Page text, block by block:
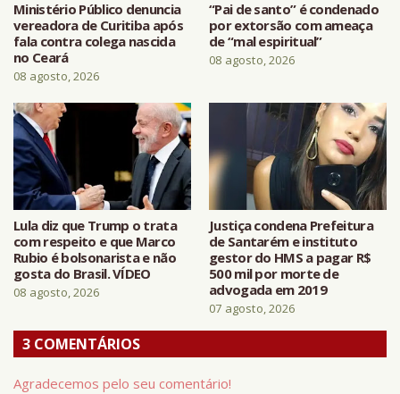
Ministério Público denuncia
vereadora de Curitiba após
fala contra colega nascida
no Ceará
08 agosto, 2026
“Pai de santo” é condenado
por extorsão com ameaça
de “mal espiritual”
08 agosto, 2026
Lula diz que Trump o trata
com respeito e que Marco
Rubio é bolsonarista e não
gosta do Brasil. VÍDEO
08 agosto, 2026
Justiça condena Prefeitura
de Santarém e instituto
gestor do HMS a pagar R$
500 mil por morte de
advogada em 2019
07 agosto, 2026
3 COMENTÁRIOS
Agradecemos pelo seu comentário!